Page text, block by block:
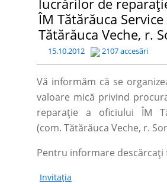
lucrărilor de
ÎM Tătărăuca Service
Tătărăuca Veche, r.
15.10.2012 2107 accesări
Vă informăm că se
valoare mică privind
reparație a oficiului ÎM
(com. Tătărăuca Veche, r.
Pentru informare descărcați
Invitația